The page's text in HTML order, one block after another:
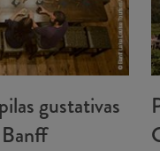
gustativas